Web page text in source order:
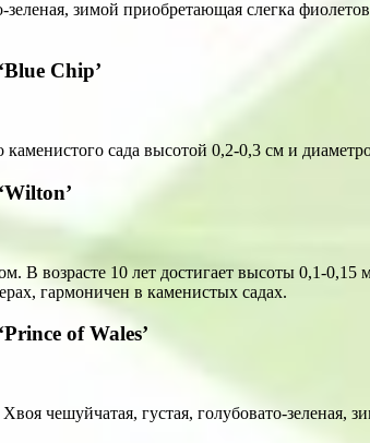
зимой приобретающая слегка
Chip’
сада высотой 0,2-0,3 см и
возрасте 10 лет достигает высоты 0,1-0,15
гармоничен в каменистых садах.
of Wales’
чешуйчатая, густая, голубовато-зеленая,